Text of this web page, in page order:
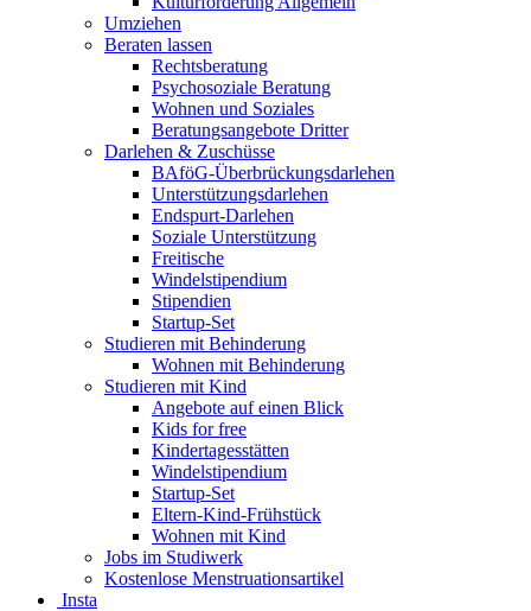
Umziehen
Beraten lassen
Rechtsberatung
Psychosoziale Beratung
Wohnen und Soziales
Beratungsangebote Dritter
Darlehen & Zuschüsse
BAföG-Überbrückungsdarlehen
Unterstützungsdarlehen
Endspurt-Darlehen
Soziale Unterstützung
Freitische
Windelstipendium
Stipendien
Startup-Set
Studieren mit Behinderung
Wohnen mit Behinderung
Studieren mit Kind
Angebote auf einen Blick
Kids for free
Kindertagesstätten
Windelstipendium
Startup-Set
Eltern-Kind-Frühstück
Wohnen mit Kind
Jobs im Studiwerk
Kostenlose Menstruationsartikel
Insta